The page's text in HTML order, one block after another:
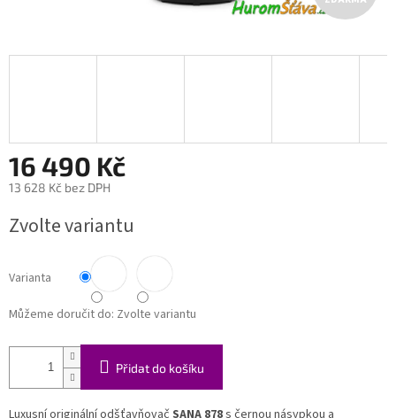
D
A
16 490 Kč
13 628 Kč bez DPH
cena:
Zvolte variantu
Varianta
Můžeme doručit do: Zvolte variantu
Přidat do košíku